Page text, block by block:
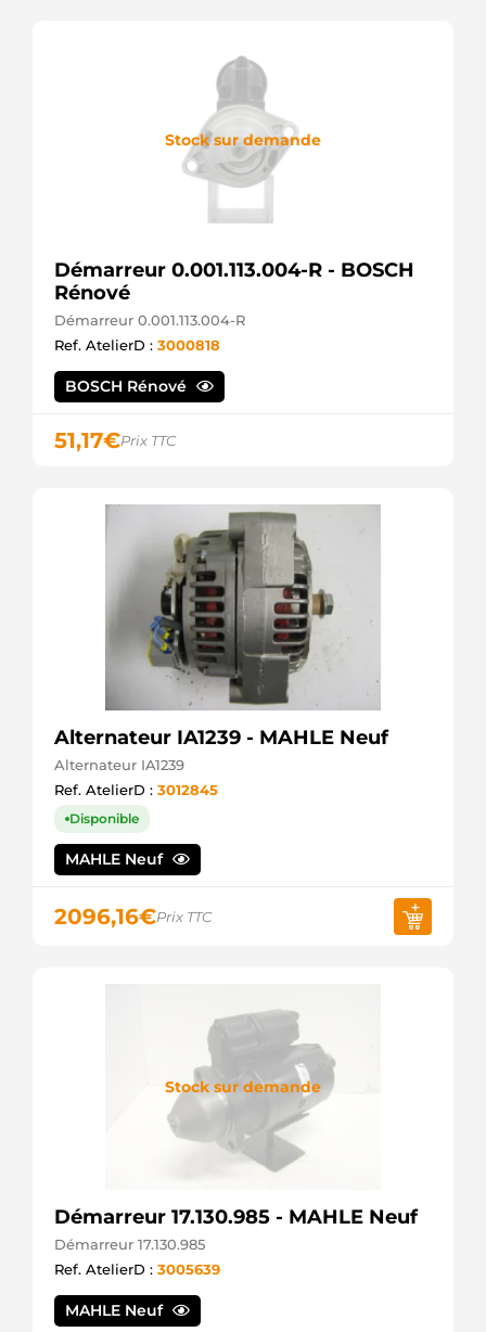
Stock sur demande
Démarreur 0.001.113.004-R - BOSCH
Rénové
Démarreur 0.001.113.004-R
Ref. AtelierD : 3000818
BOSCH Rénové
51,17€Prix TTC
Alternateur IA1239 - MAHLE Neuf
Alternateur IA1239
Ref. AtelierD : 3012845
Disponible
MAHLE Neuf
2096,16€Prix TTC
Stock sur demande
Démarreur 17.130.985 - MAHLE Neuf
Démarreur 17.130.985
Ref. AtelierD : 3005639
MAHLE Neuf